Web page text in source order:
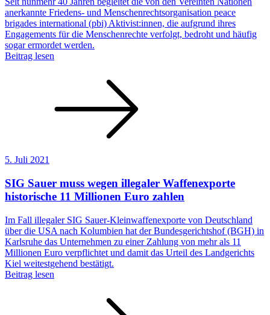
anerkannte Friedens- und Menschenrecht­sorganisation peace
brigades international (pbi) Aktivist:innen, die aufgrund ihres
Engagements für die Menschenrechte verfolgt, bedroht und häufig
sogar ermordet werden.
Beitrag lesen
5. Juli 2021
SIG Sauer muss wegen illegaler Waffenexporte
historische 11 Millionen Euro zahlen
Im Fall illegaler SIG Sauer-Kleinwaffenexporte von Deutschland
über die USA nach Kolumbien hat der Bundesgerichtshof (BGH) in
Karlsruhe das Unternehmen zu einer Zahlung von mehr als 11
Millionen Euro verpflichtet und damit das Urteil des Landgerichts
Kiel weitestgehend bestätigt.
Beitrag lesen